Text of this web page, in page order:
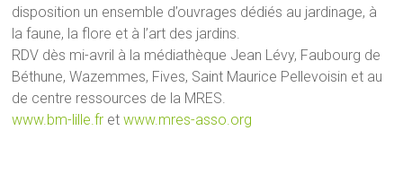
disposition un ensemble d’ouvrages dédiés au jardinage, à
la faune, la flore et à l’art des jardins.
RDV dès mi-avril à la médiathèque Jean Lévy, Faubourg de
Béthune, Wazemmes, Fives, Saint Maurice Pellevoisin et au
de centre ressources de la MRES.
www.bm-lille.fr etwww.mres-asso.org